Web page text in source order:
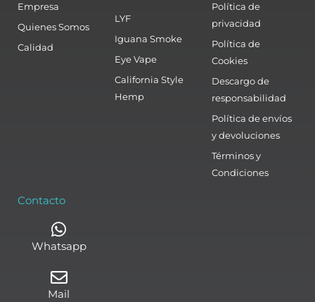
Empresa
Quienes Somos
Calidad
LYF
Iguana Smoke
Eye Vape
California Style
Hemp
Política de
privacidad
Política de
Cookies
Descargo de
responsabilidad
Política de envíos
y devoluciones
Términos y
Condiciones
Contacto
Whatsapp
Mail